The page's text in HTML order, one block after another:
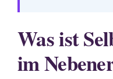
Was ist
im